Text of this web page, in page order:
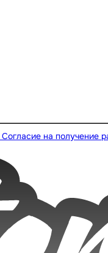
Согласие на получение